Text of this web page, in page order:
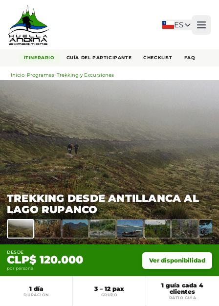
ES
ITINERARIO GUÍA DEL PARTICIPANTE CHECKLIST FAQ
Inicio»Programas»Trekking y Excursiones
TREKKING DESDE ANTILLANCA AL
LAGO RUPANCO
DESDE
CLP$ 120.000
por persona
Ver disponibilidad
1 día
DURACIÓN
3 – 12 pax
GRUPO
1 guía cada 4
clientes
RATIO GUÍA